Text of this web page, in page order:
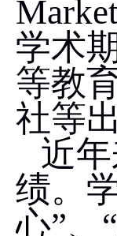
学术
等教
社等
近
绩。
心”、